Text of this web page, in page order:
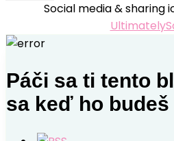
Social media & sharing
Páči sa ti tento
sa keď ho